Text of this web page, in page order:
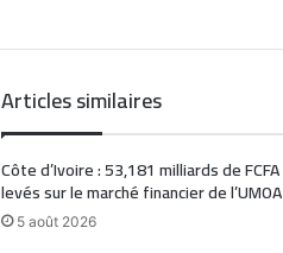
Articles similaires
Côte d’Ivoire : 53,181 milliards de FCFA
levés sur le marché financier de l’UMOA
5 août 2026